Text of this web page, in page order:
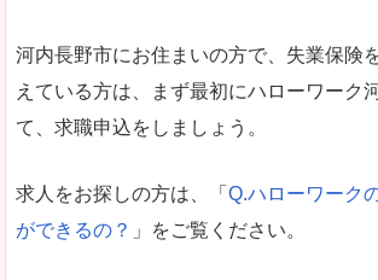
河内長野市にお住まいの方で、失業保険
えている方は、まず最初にハローワーク
て、求職申込をしましょう。
求人をお探しの方は、「 Q.ハローワーク
ができるの？ 」をご覧ください。